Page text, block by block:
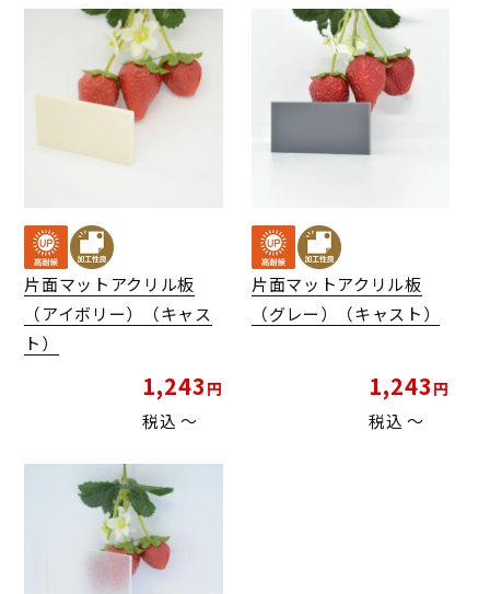
片面マットアクリル板
（アイボリー）（キャス
ト）
1,243
税込 〜
片面マットアクリル板
（グレー）（キャスト）
1,243
税込 〜